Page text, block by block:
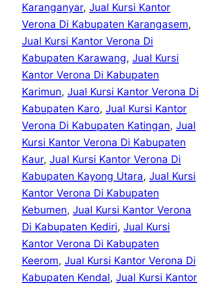
Karanganyar, Jual Kursi Kantor
Verona Di Kabupaten Karangasem
Jual Kursi Kantor Verona Di
Kabupaten Karawang, Jual Kursi
Kantor Verona Di Kabupaten
Karimun, Jual Kursi Kantor Verona Di
Kabupaten Karo, Jual Kursi Kantor
Verona Di Kabupaten Katingan, Jual
Kursi Kantor Verona Di Kabupaten
Kaur, Jual Kursi Kantor Verona Di
Kabupaten Kayong Utara, Jual Kursi
Kantor Verona Di Kabupaten
Kebumen, Jual Kursi Kantor Verona
Di Kabupaten Kediri, Jual Kursi
Kantor Verona Di Kabupaten
Keerom, Jual Kursi Kantor Verona Di
Kabupaten Kendal, Jual Kursi Kantor